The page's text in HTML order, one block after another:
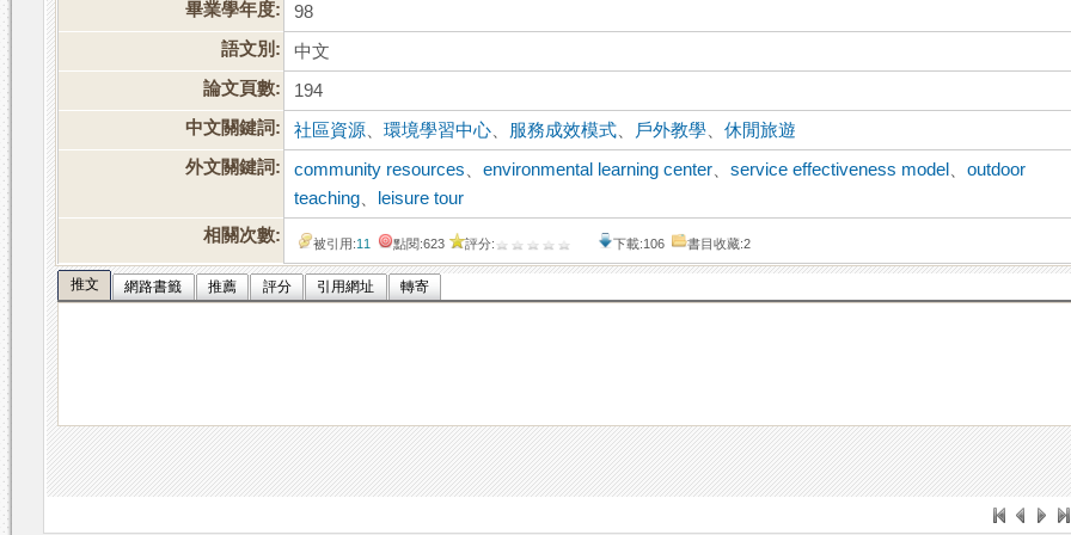
畢業學年度:
98
語文別:
中文
論文頁數:
194
中文關鍵詞:
社區資源 、環境學習中心 服務成效模式 戶外教學 、休閒旅遊
外文關鍵詞:
community resources 、environmental learning center 、service effectiveness model 、outdoor
teaching
leisure tour
相關次數:
被引用:11 點閱:623 評分: 下載:106 書目收藏:2
推文 網路書籤 推薦 評分 引用網址 轉寄